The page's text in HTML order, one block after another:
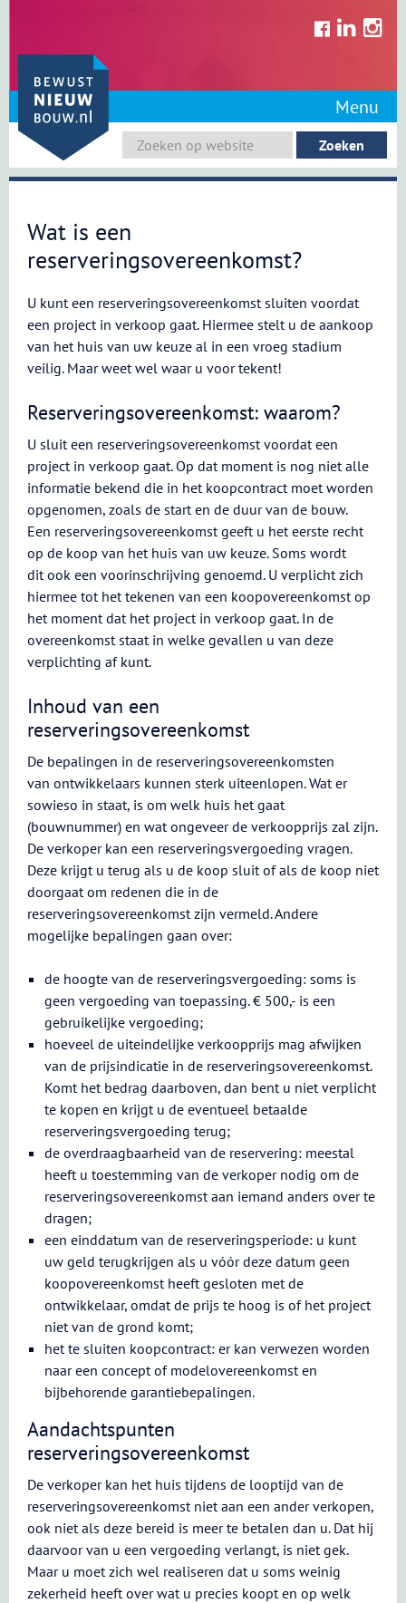
content
Menu
Wat is een
reserveringsovereenkomst?
U kunt een reserveringsovereenkomst sluiten voordat
een project in verkoop gaat. Hiermee stelt u de aankoop
van het huis van uw keuze al in een vroeg stadium
veilig. Maar weet wel waar u voor tekent!
Reserveringsovereenkomst: waarom?
U sluit een reserveringsovereenkomst voordat een
project in verkoop gaat. Op dat moment is nog niet alle
informatie bekend die in het koopcontract moet worden
opgenomen, zoals de start en de duur van de bouw.
Een reserveringsovereenkomst geeft u het eerste recht
op de koop van het huis van uw keuze. Soms wordt
dit ook een voorinschrijving genoemd. U verplicht zich
hiermee tot het tekenen van een koopovereenkomst op
het moment dat het project in verkoop gaat. In de
overeenkomst staat in welke gevallen u van deze
verplichting af kunt.
Inhoud van een
reserveringsovereenkomst
De bepalingen in de reserveringsovereenkomsten
van ontwikkelaars kunnen sterk uiteenlopen. Wat er
sowieso in staat, is om welk huis het gaat
(bouwnummer) en wat ongeveer de verkoopprijs zal zijn.
De verkoper kan een reserveringsvergoeding vragen.
Deze krijgt u terug als u de koop sluit of als de koop niet
doorgaat om redenen die in de
reserveringsovereenkomst zijn vermeld. Andere
mogelijke bepalingen gaan over:
de hoogte van de reserveringsvergoeding: soms is
geen vergoeding van toepassing. € 500,- is een
gebruikelijke vergoeding;
hoeveel de uiteindelijke verkoopprijs mag afwijken
van de prijsindicatie in de reserveringsovereenkomst.
Komt het bedrag daarboven, dan bent u niet verplicht
te kopen en krijgt u de eventueel betaalde
reserveringsvergoeding terug;
de overdraagbaarheid van de reservering: meestal
heeft u toestemming van de verkoper nodig om de
reserveringsovereenkomst aan iemand anders over te
dragen;
een einddatum van de reserveringsperiode: u kunt
uw geld terugkrijgen als u vóór deze datum geen
koopovereenkomst heeft gesloten met de
ontwikkelaar, omdat de prijs te hoog is of het project
niet van de grond komt;
het te sluiten koopcontract: er kan verwezen worden
naar een concept of modelovereenkomst en
bijbehorende garantiebepalingen.
Aandachtspunten
reserveringsovereenkomst
De verkoper kan het huis tijdens de looptijd van de
reserveringsovereenkomst niet aan een ander verkopen,
ook niet als deze bereid is meer te betalen dan u. Dat hij
daarvoor van u een vergoeding verlangt, is niet gek.
Maar u moet zich wel realiseren dat u soms weinig
zekerheid heeft over wat u precies koopt en op welk